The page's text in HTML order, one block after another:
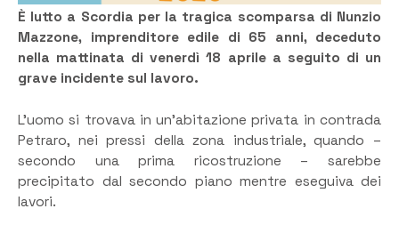
È lutto a Scordia per la tragica scomparsa di Nunzio
Mazzone, imprenditore edile di 65 anni, deceduto
nella mattinata di venerdì 18 aprile a seguito di un
grave incidente sul lavoro.
L’uomo si trovava in un’abitazione privata in contrada
Petraro, nei pressi della zona industriale, quando –
secondo una prima ricostruzione – sarebbe
precipitato dal secondo piano mentre eseguiva dei
lavori.